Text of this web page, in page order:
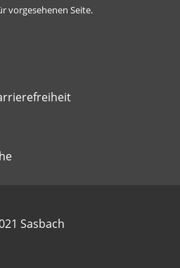
vorgesehenen Seite.
Sasbach